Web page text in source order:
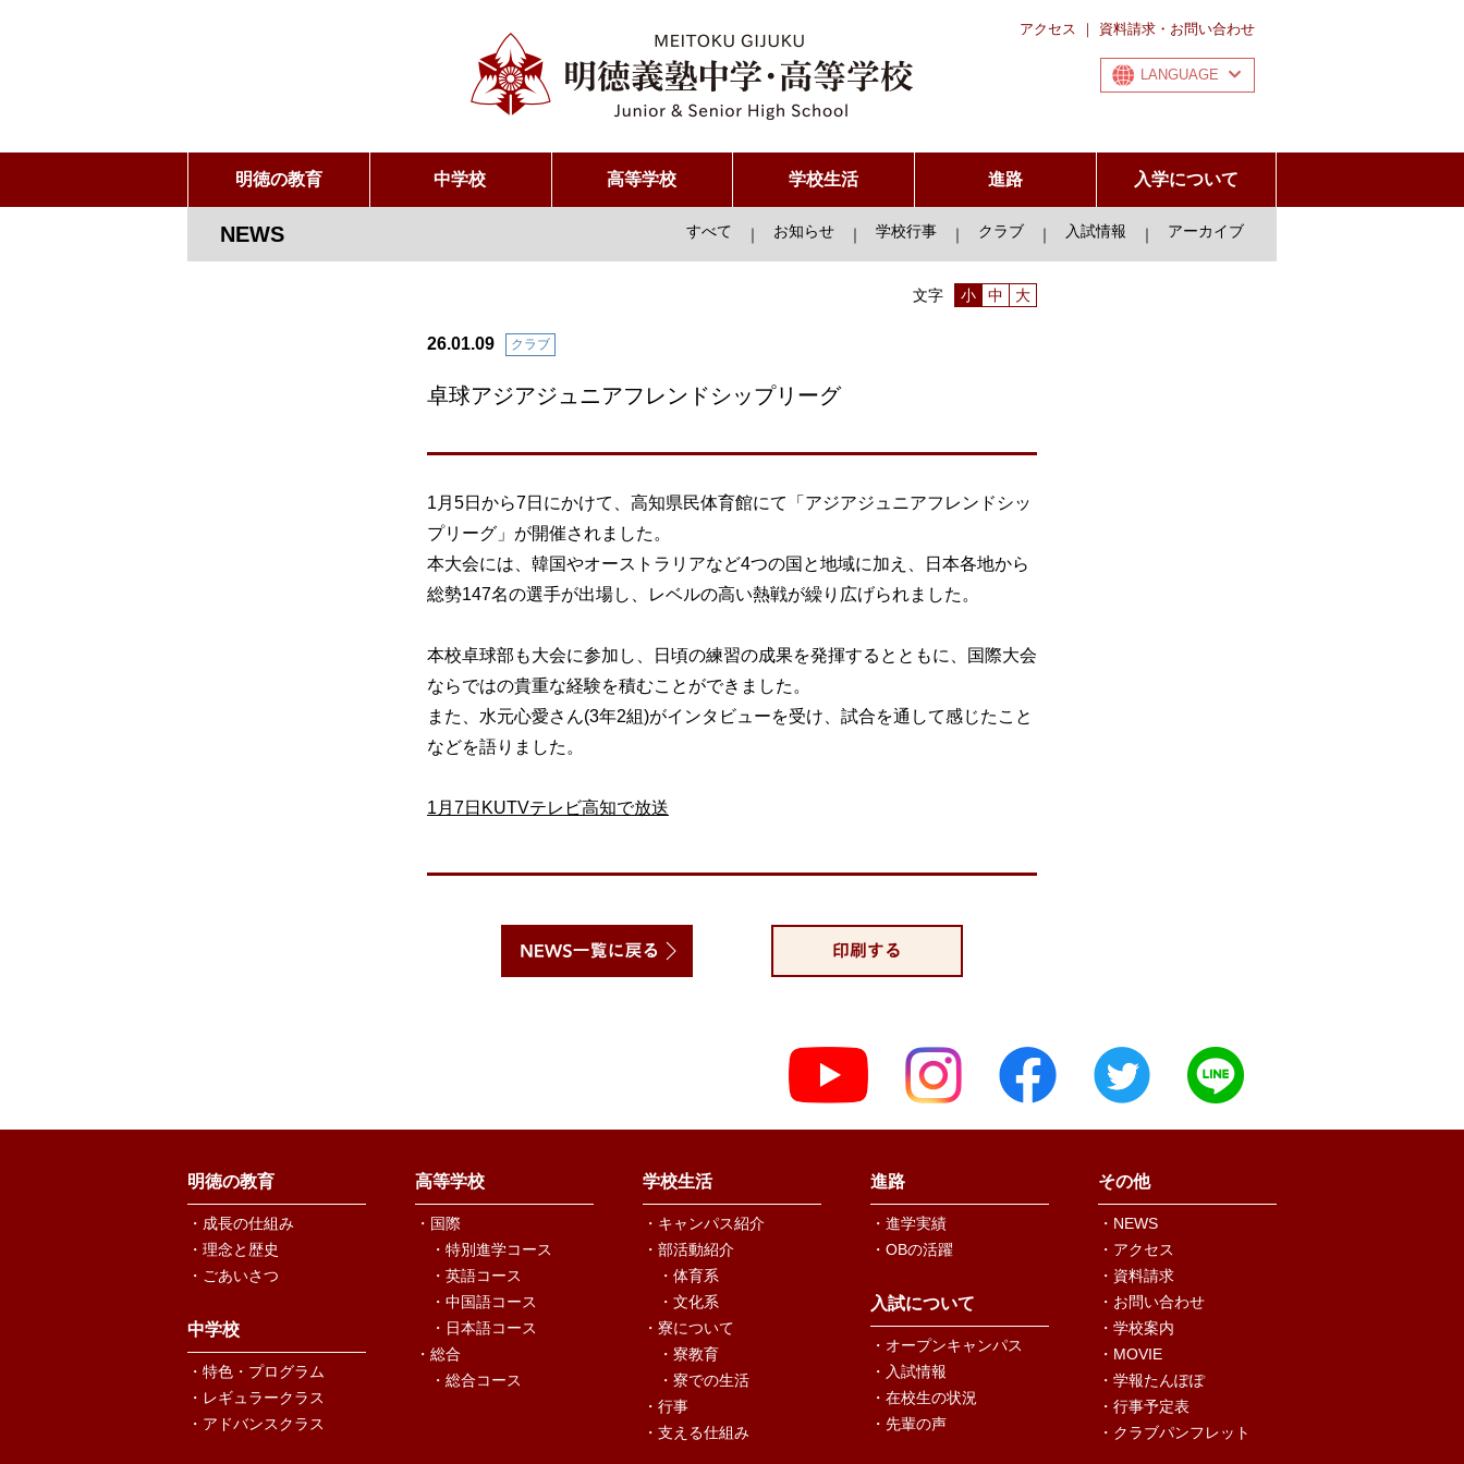
アクセス ｜ 資料請求・お問い合わせ
LANGUAGE
明徳の教育 中学校 高等学校 学校生活 進路 入学について
NEWS すべて ｜ お知らせ ｜ 学校行事 ｜ クラブ ｜ 入試情報 ｜ アーカイブ
文字 小 中 大
クラブ
26.01.09
卓球アジアジュニアフレンドシップリーグ
1月5日から7日にかけて、高知県民体育館にて「アジアジュニアフレンドシッ
プリーグ」が開催されました。
本大会には、韓国やオーストラリアなど4つの国と地域に加え、日本各地から
総勢147名の選手が出場し、レベルの高い熱戦が繰り広げられました。
本校卓球部も大会に参加し、日頃の練習の成果を発揮するとともに、国際大会
ならではの貴重な経験を積むことができました。
また、水元心愛さん(3年2組)がインタビューを受け、試合を通して感じたこと
などを語りました。
1月7日KUTVテレビ高知で放送
明徳の教育
・成長の仕組み
・理念と歴史
・ごあいさつ
中学校
・特色・プログラム
・レギュラークラス
・アドバンスクラス
高等学校
・国際
・特別進学コース
・英語コース
・中国語コース
・日本語コース
・総合
・総合コース
学校生活
・キャンパス紹介
・部活動紹介
・体育系
・文化系
・寮について
・寮教育
・寮での生活
・行事
・支える仕組み
進路
・進学実績
・OBの活躍
入試について
・オープンキャンパス
・入試情報
・在校生の状況
・先輩の声
その他
・NEWS
・アクセス
・資料請求
・お問い合わせ
・学校案内
・MOVIE
・学報たんぽぽ
・行事予定表
・クラブパンフレット